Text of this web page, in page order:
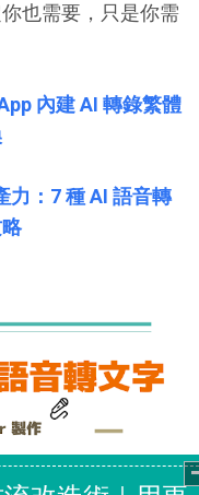
也需要，只是你需
內建 AI 轉錄繁體
力：7 種 AI 語音轉